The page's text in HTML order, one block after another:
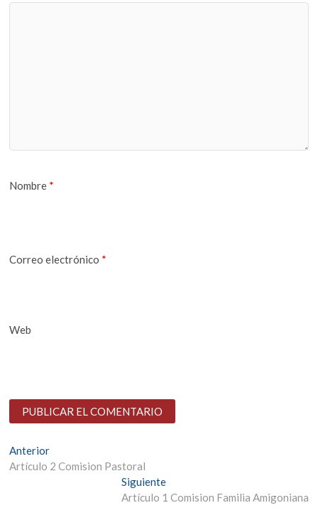
Nombre *
Correo electrónico *
Web
Navegación
de
AnteriorEntrada
anterior:
Artículo 2 Comision Pastoral
SiguienteEntrada
siguiente:
Artículo 1 Comision Familia Amigoniana